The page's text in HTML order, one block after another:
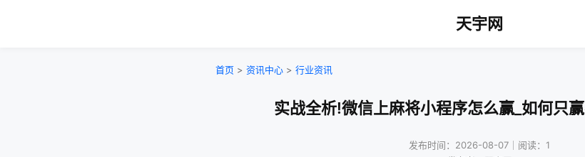
天宇网
首页 > 资讯中心 > 行业资讯
实战全析!微信上麻将小程序怎么赢_如何只
发布时间：2026-08-07｜阅读：1